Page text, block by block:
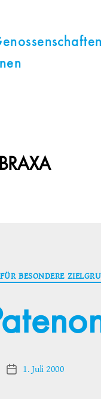
BESONDERE
Veröffentlichungsdatum
1. Juli 2000